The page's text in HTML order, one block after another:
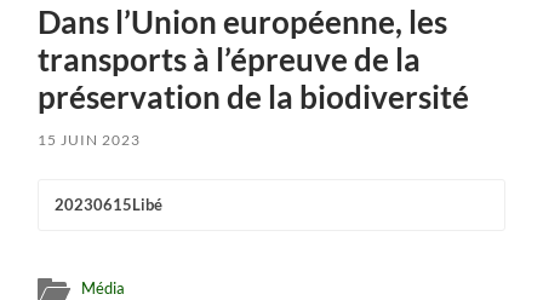
Dans l’Union européenne, les
transports à l’épreuve de la
préservation de la biodiversité
15 JUIN 2023
20230615Libé
Média